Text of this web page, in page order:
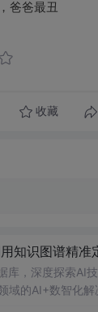
爸爸最丑
收藏
知识图谱精
，深度探索AI
域的AI+数智化